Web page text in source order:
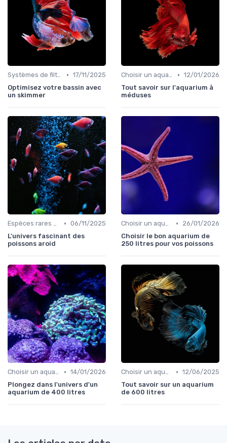
Systèmes de filtration • 17/11/2025
Optimisez votre bassin avec
un skimmer
Choisir un aquarium • 12/01/2026
Tout savoir sur l'aquarium à
méduses
Espèces rares et exotiques • 06/11/2025
L'univers fascinant des
poissons aroid
Choisir un aquarium •
26/01/2026
Choisir le bon aquarium de
250 litres pour vos poissons
Choisir un aquarium • 14/01/2026
Plongez dans l'univers d'un
aquarium de 400 litres
Choisir un aquarium • 12/06/2025
Tout savoir sur un aquarium
de 600 litres